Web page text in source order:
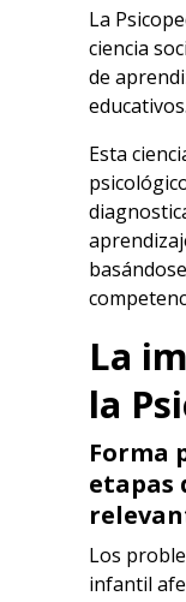
La
ciencia
de
educativos.
Esta
La
la
Forma
etapas
Los
infantil